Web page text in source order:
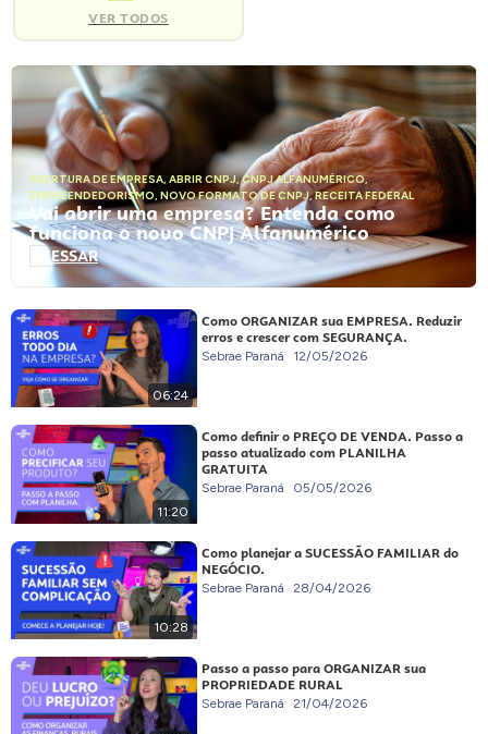
VER TODOS
ABERTURA DE EMPRESA, ABRIR CNPJ,CNPJ ALFANUMÉRICO,
EMPREENDEDORISMO, NOVO FORMATO DE CNPJ,RECEITA FEDERAL
Vai abrir uma empresa? Entenda como
funciona o novo CNPJ Alfanumérico
ACESSAR
06:24
Como ORGANIZAR sua EMPRESA. Reduzir
erros e crescer com SEGURANÇA.
Sebrae Paraná 12/05/2026
11:20
Como definir o PREÇO DE VENDA. Passo a
passo atualizado com PLANILHA
GRATUITA
Sebrae Paraná 05/05/2026
10:28
Como planejar a SUCESSÃO FAMILIAR do
NEGÓCIO.
Sebrae Paraná 28/04/2026
Passo a passo para ORGANIZAR sua
PROPRIEDADE RURAL
Sebrae Paraná 21/04/2026